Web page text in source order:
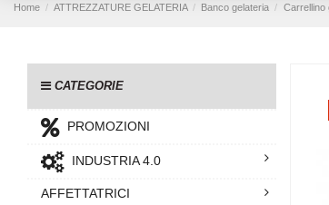
Home ATTREZZATURE GELATERIA Banco gelateria Carrellino
CATEGORIE
PROMOZIONI
INDUSTRIA 4.0
AFFETTATRICI